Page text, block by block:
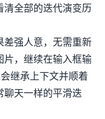
清全部的迭代演变历
差强人意，无需重新
片，继续在输入框输
继承上下文并顺着
天一样的平滑迭